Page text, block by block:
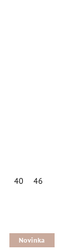
40 46
Novinka